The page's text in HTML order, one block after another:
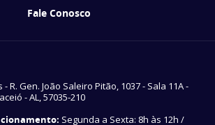
Fale Conosco
R. Gen. João Saleiro Pitão, 1037 - Sala 11A -
- AL, 57035-210
Segunda a Sexta: 8h às 12h /